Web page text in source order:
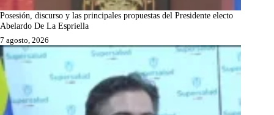
Posesión, discurso y las principales propuestas del Presidente electo
Abelardo De La Espriella
7 agosto, 2026